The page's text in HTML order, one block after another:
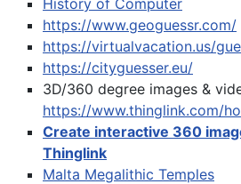
History of Computer
https://www.geoguessr.com/
https://virtualvacation.us/
https://cityguesser.eu/
3D/360 degree images &
https://www.thinglink.com/
Create interactive 360
Thinglink
Malta Megalithic Temples